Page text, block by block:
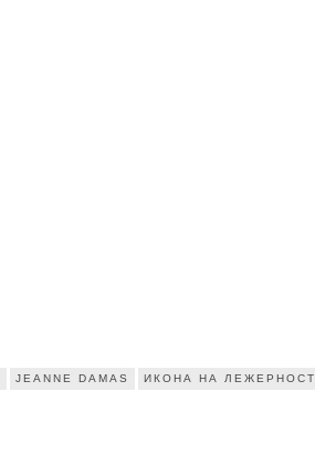
JEANNE DAMAS ИКОНА НА ЛЕЖЕРНОСТ